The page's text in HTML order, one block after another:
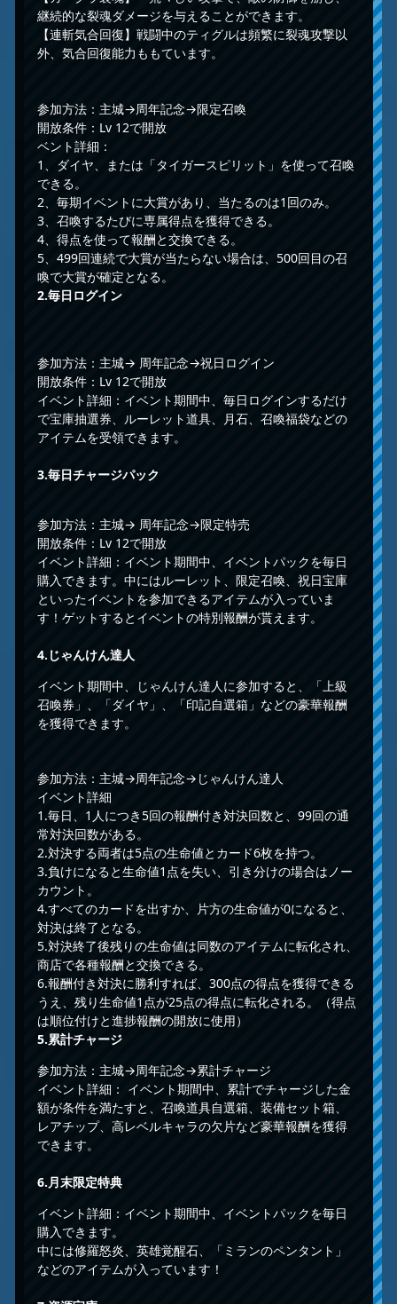
継続的な裂魂ダメージを与えることができます。
【連斬気合回復】戦闘中のティグルは頻繁に裂魂攻撃以
外、気合回復能力ももています。
参加方法：主城→周年記念→限定召喚
開放条件：Lv 12で開放
ベント詳細：
1、ダイヤ、または「タイガースピリット」を使って召喚
できる。
2、毎期イベントに大賞があり、当たるのは1回のみ。
3、召喚するたびに専属得点を獲得できる。
4、得点を使って報酬と交換できる。
5、499回連続で大賞が当たらない場合は、500回目の召
喚で大賞が確定となる。
2.毎日ログイン
参加方法：主城→ 周年記念→祝日ログイン
開放条件：Lv 12で開放
イベント詳細：イベント期間中、毎日ログインするだけ
で宝庫抽選券、ルーレット道具、月石、召喚福袋などの
アイテムを受領できます。
3.毎日チャージパック
参加方法：主城→ 周年記念→限定特売
開放条件：Lv 12で開放
イベント詳細：イベント期間中、イベントパックを毎日
購入できます。中にはルーレット、限定召喚、祝日宝庫
といったイベントを参加できるアイテムが入っていま
す！ゲットするとイベントの特別報酬が貰えます。
4. じゃんけん達人
イベント期間中、じゃんけん達人に参加すると、「上級
召喚券」、「ダイヤ」、「印記自選箱」などの豪華報酬
を獲得できます。
参加方法：主城→周年記念→じゃんけん達人
イベント詳細
1.毎日、1人につき5回の報酬付き対決回数と、99回の通
常対決回数がある。
2.対決する両者は5点の生命値とカード6枚を持つ。
3.負けになると生命値1点を失い、引き分けの場合はノー
カウント。
4.すべてのカードを出すか、片方の生命値が0になると、
対決は終了となる。
5.対決終了後残りの生命値は同数のアイテムに転化され、
商店で各種報酬と交換できる。
6.報酬付き対決に勝利すれば、300点の得点を獲得できる
うえ、残り生命値1点が25点の得点に転化される。（得点
は順位付けと進捗報酬の開放に使用）
5.累計チャージ
参加方法：主城→周年記念→累計チャージ
イベント詳細： イベント期間中、累計でチャージした金
額が条件を満たすと、召喚道具自選箱、装備セット箱、
レアチップ、高レベルキャラの欠片など豪華報酬を獲得
できます。
6.月末限定特典
イベント詳細：イベント期間中、イベントパックを毎日
購入できます。
中には修羅怒炎、英雄覚醒石、「ミランのペンタント」
などのアイテムが入っています！